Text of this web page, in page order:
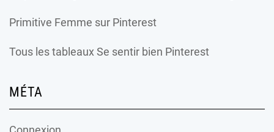
Primitive Femme sur Pinterest
Tous les tableaux Se sentir bien Pinterest
MÉTA